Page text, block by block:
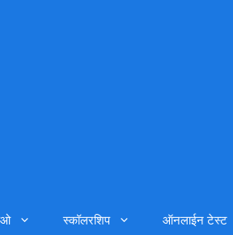
स्कॉलरशिप ऑनलाईन टेस्ट